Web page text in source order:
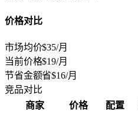
价格对比
市场均价$35/月
当前价格$19/月
节省金额省$16/月
竞品对比
商家
价格 配置